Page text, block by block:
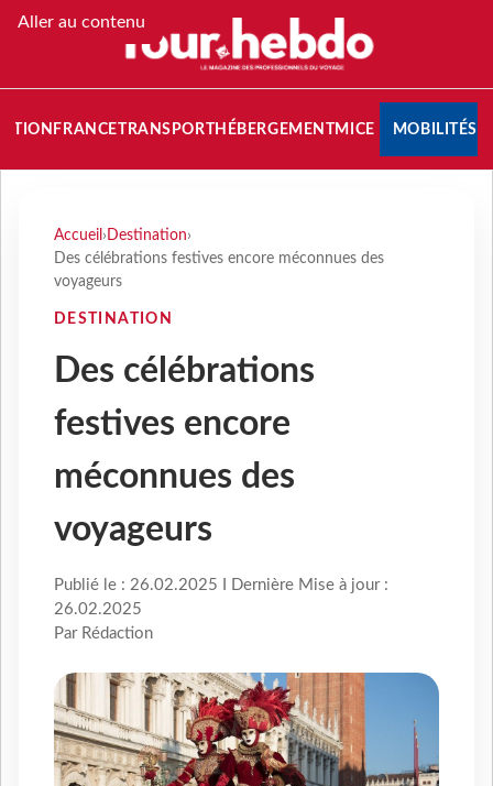
Aller au contenu
FRANCETRANSPORT HÉBERGEMENTMICE MOBILITÉS
Accueil › Destination›
Des célébrations festives encore méconnues des
voyageurs
DESTINATION
Des célébrations
festives encore
méconnues des
voyageurs
Publié le : 26.02.2025 I Dernière Mise à jour :
26.02.2025
Par Rédaction